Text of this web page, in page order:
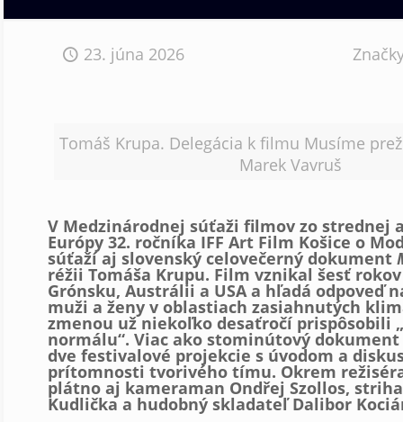
23. júna 2026
Tomáš Krupa. Delegácia k filmu Musíme
Marek Vavruš
V Medzinárodnej súťaži filmov zo strednej
Európy 32. ročníka IFF Art Film Košice o
súťaží aj slovenský celovečerný dokument
réžii Tomáša Krupu. Film vznikal šesť
Grónsku, Austrálii a USA a hľadá odpoveď
muži a ženy v oblastiach zasiahnutých
zmenou už niekoľko desaťročí prispôsobili
normálu“. Viac ako stominútový
dve festivalové projekcie s úvodom a
prítomnosti tvorivého tímu. Okrem
plátno aj kameraman Ondřej Szollos,
Kudlička a hudobný skladateľ Dalibor